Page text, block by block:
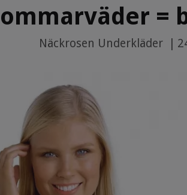
=
Näckrosen Underkläder